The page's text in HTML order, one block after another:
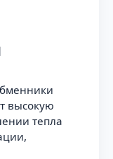
высокую
тепла